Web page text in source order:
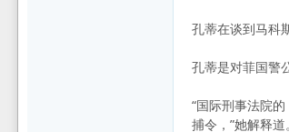
孔蒂在谈到马科
孔蒂是对菲国警
“国际刑事法院
捕令，”她解释道。